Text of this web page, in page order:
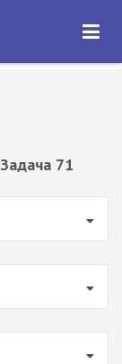
ОТКРЫТЬ
Задача 71